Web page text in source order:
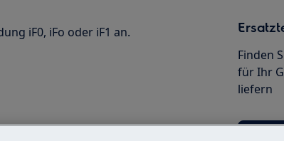
iF0, iFo oder iF1 an.
Finden
für Ihr
liefern